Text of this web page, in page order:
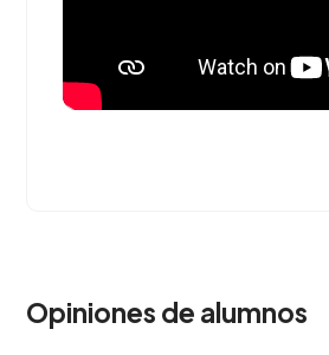
Opiniones de alumnos